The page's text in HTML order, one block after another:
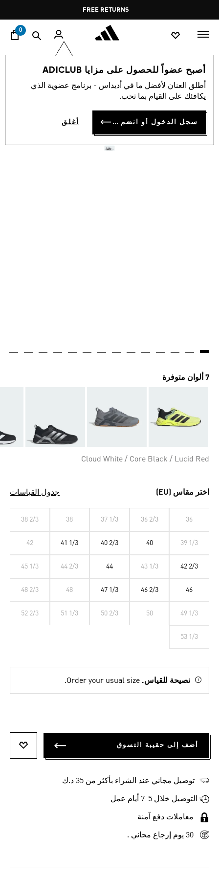
Pause
promotion
rotation
FREE RETURNS
0
أصبح عضواً للحصول على مزايا ADICLUB
أطلق العنان لأفضل ما في أديداس - برنامج عضوية الذي
يكافئك على القيام بما تحب.
سجل الدخول أو انضم الآن أغلق
الرجال أحذية
حذاء DROPSET CONTROL
TRAINING
KD 36.50
7 ألوان متوفرة
Cloud White / Core Black / Lucid Red
اختر مقاس (EU) جدول القياسات
36
36 2/3
37 1/3
38
38 2/3
39 1/3
40
40 2/3
41 1/3
42
42 2/3
43 1/3
44
44 2/3
45 1/3
46
46 2/3
47 1/3
48
48 2/3
49 1/3
50
50 2/3
51 1/3
52 2/3
53 1/3
نصيحة للقياس. Order your usual size.
أضف إلى حقيبة التسوق
توصيل مجاني عند الشراء بأكثر من 35 د.ك
التوصيل خلال 5-7 أيام عمل
معاملات دفع آمنة